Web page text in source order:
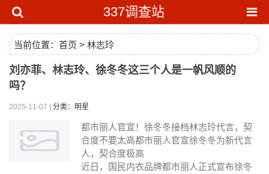
337调查站
当前位置： 首页 > 林志玲
刘亦菲、林志玲、徐冬冬这三个人是一帆风顺的
吗？
2025-11-07 | 分类：明星
都市丽人官宣！徐冬冬接档林志玲代言，契
合度不要太高都市丽人官宣徐冬冬为新代言
人，契合度极高
近日，国民内衣品牌都市丽人正式宣布徐冬